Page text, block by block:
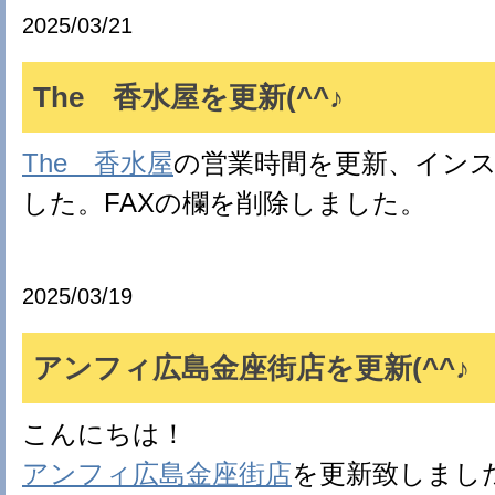
2025/03/21
The 香水屋を更新(^^♪
The 香水屋の営業時間を更新、イン
した。FAXの欄を削除しました。
2025/03/19
アンフィ広島金座街店を更新(^^♪
こんにちは！
アンフィ広島金座街店を更新致しまし